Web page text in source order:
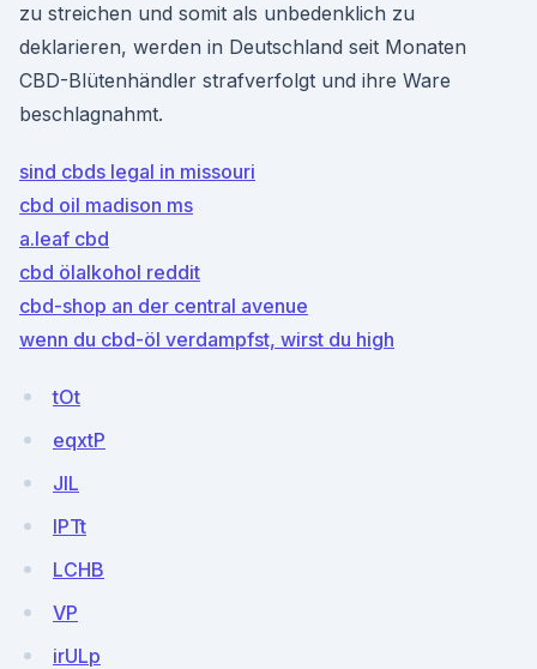
zu streichen und somit als unbedenklich zu
deklarieren, werden in Deutschland seit Monaten
CBD-Blütenhändler strafverfolgt und ihre Ware
beschlagnahmt.
sind cbds legal in missouri
cbd oil madison ms
a.leaf cbd
cbd ölalkohol reddit
cbd-shop an der central avenue
wenn du cbd-öl verdampfst, wirst du high
tOt
eqxtP
JIL
IPTt
LCHB
VP
irULp